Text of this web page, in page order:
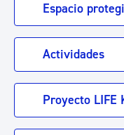
Espacio
Actividades
Proyecto LIFE